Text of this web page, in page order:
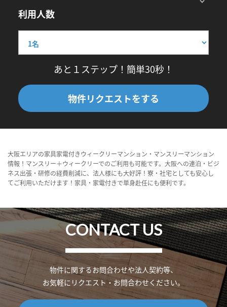
利用人数
あと１ステップ！簡単30秒！
物件リクエストをする
大阪エリアの家具家電付きウィークリーマンション・マンスリーマンション
情報！マンスリー＋ウィークリーでのご利用も可能です。大阪への連泊・ビジ
ネス出張・研修の経費削減に、法人様にも大好評！寮・社宅としても安心し
てご利用いただけます！家具・家電付きで単身赴任にも便利です。
CONTACT US
物件に関するお問合わせや法人契約等、
お気軽にリクエスト・お問合わせください。